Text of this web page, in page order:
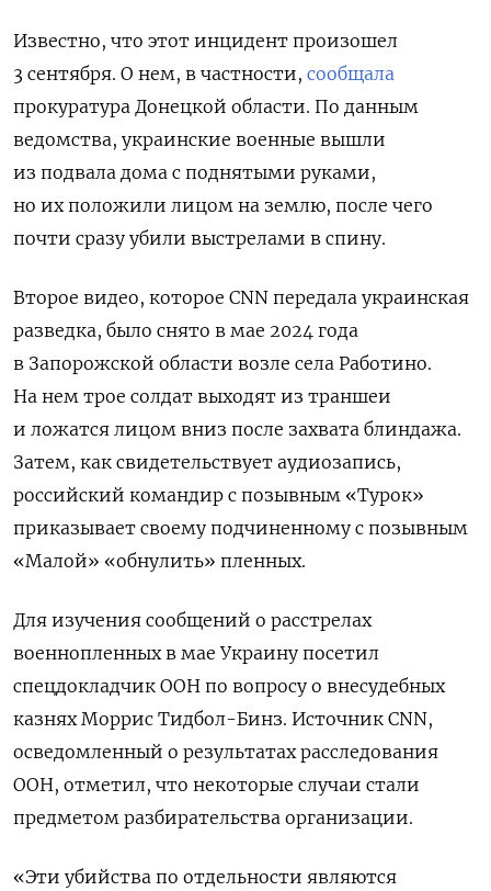
Известно, что этот инцидент произошел
3 сентября. О нем, в частности, сообщала
прокуратура Донецкой области. По данным
ведомства, украинские военные вышли
из подвала дома с поднятыми руками,
но их положили лицом на землю, после чего
почти сразу убили выстрелами в спину.
Второе видео, которое CNN передала украинская
разведка, было снято в мае 2024 года
в Запорожской области возле села Работино.
На нем трое солдат выходят из траншеи
и ложатся лицом вниз после захвата блиндажа.
Затем, как свидетельствует аудиозапись,
российский командир с позывным «Турок»
приказывает своему подчиненному с позывным
«Малой» «обнулить» пленных.
Для изучения сообщений о расстрелах
военнопленных в мае Украину посетил
спецдокладчик ООН по вопросу о внесудебных
казнях Моррис Тидбол-Бинз. Источник CNN,
осведомленный о результатах расследования
ООН, отметил, что некоторые случаи стали
предметом разбирательства организации.
«Эти убийства по отдельности являются